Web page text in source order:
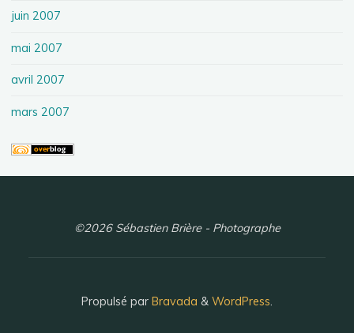
juin 2007
mai 2007
avril 2007
mars 2007
©2026 Sébastien Brière - Photographe
Propulsé par Bravada & WordPress.